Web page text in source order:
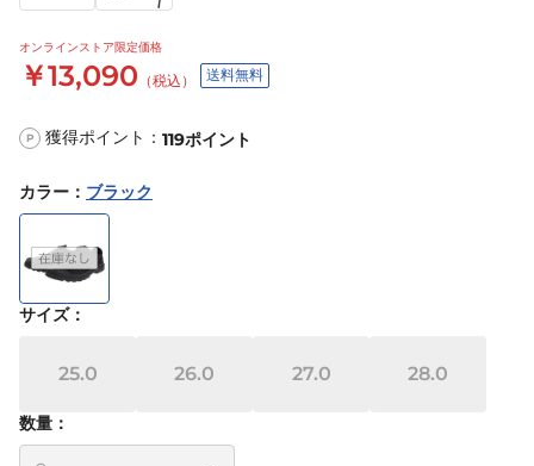
オンラインストア限定価格
￥13,090 （税込） 送料無料
P 獲得ポイント： 119ポイント
カラー ： ブラック
サイズ：
25.0 26.0 27.0 28.0
数量：